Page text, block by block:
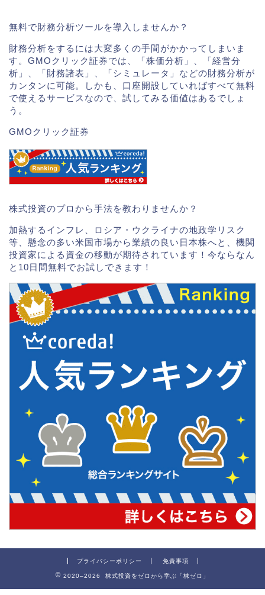
無料で財務分析ツールを導入しませんか？
財務分析をするには大変多くの手間がかかってしまいま
す。GMOクリック証券では、「株価分析」、「経営分
析」、「財務諸表」、「シミュレータ」などの財務分析が
カンタンに可能。しかも、口座開設していればすべて無料
で使えるサービスなので、試してみる価値はあるでしょ
う。
GMOクリック証券
株式投資のプロから手法を教わりませんか？
加熱するインフレ、ロシア・ウクライナの地政学リスク
等、懸念の多い米国市場から業績の良い日本株へと、機関
投資家による資金の移動が期待されています！今ならなん
と10日間無料でお試しできます！
プライバシーポリシー 免責事項
2020–2026 株式投資をゼロから学ぶ「株ゼロ」